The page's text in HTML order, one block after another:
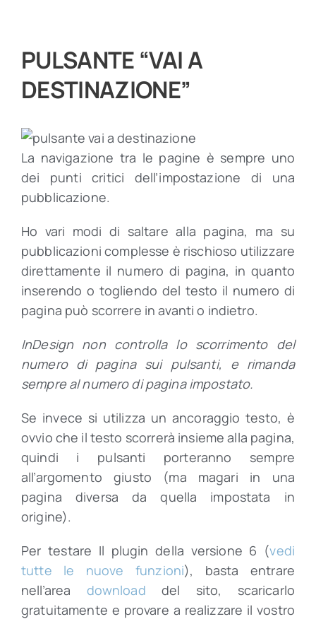
PULSANTE “VAI A
DESTINAZIONE”
La navigazione tra le pagine è sempre uno
dei punti critici dell’impostazione di una
pubblicazione.
Ho vari modi di saltare alla pagina, ma su
pubblicazioni complesse è rischioso utilizzare
direttamente il numero di pagina, in quanto
inserendo o togliendo del testo il numero di
pagina può scorrere in avanti o indietro.
InDesign non controlla lo scorrimento del
numero di pagina sui pulsanti, e rimanda
sempre al numero di pagina impostato.
Se invece si utilizza un ancoraggio testo, è
ovvio che il testo scorrerà insieme alla pagina,
quindi i pulsanti porteranno sempre
all’argomento giusto (ma magari in una
pagina diversa da quella impostata in
origine).
Per testare Il plugin della versione 6 (vedi
tutte le nuove funzioni), basta entrare
nell’area download del sito, scaricarlo
gratuitamente e provare a realizzare il vostro